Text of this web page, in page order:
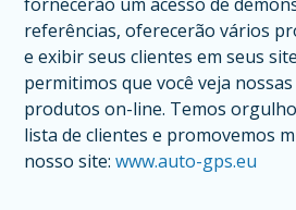
referências, oferecerão vários
e exibir seus clientes em seus
permitimos que você veja
produtos on-line. Temos
lista de clientes e promovemos
nosso site:www.auto-gps.eu